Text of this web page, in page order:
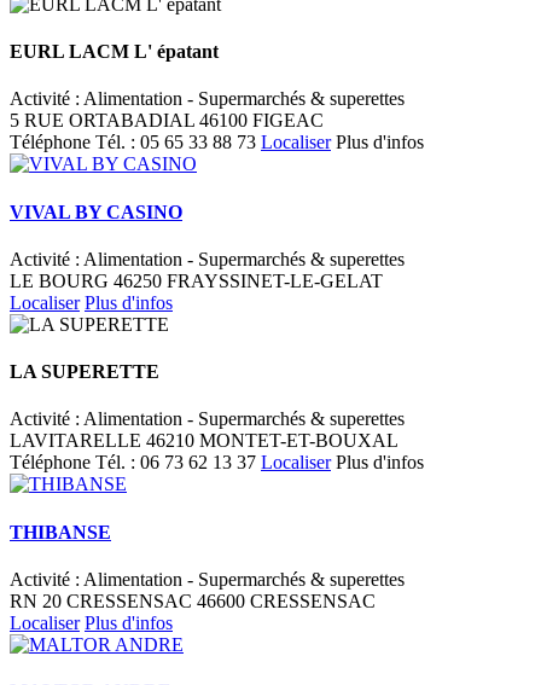
EURL LACM L' épatant
Activité : Alimentation - Supermarchés & superettes
5 RUE ORTABADIAL 46100 FIGEAC
Téléphone Tél. : 05 65 33 88 73 Localiser Plus d'infos
VIVAL BY CASINO
Activité : Alimentation - Supermarchés & superettes
LE BOURG 46250 FRAYSSINET-LE-GELAT
Localiser Plus d'infos
LA SUPERETTE
Activité : Alimentation - Supermarchés & superettes
LAVITARELLE 46210 MONTET-ET-BOUXAL
Téléphone Tél. : 06 73 62 13 37 Localiser Plus d'infos
THIBANSE
Activité : Alimentation - Supermarchés & superettes
RN 20 CRESSENSAC 46600 CRESSENSAC
Localiser Plus d'infos